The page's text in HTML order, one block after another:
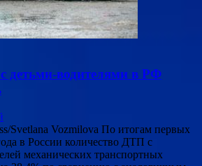
детьми-водителями в РФ
Svetlana Vozmilova По итогам первых
в России количество ДТП с
механических транспортных